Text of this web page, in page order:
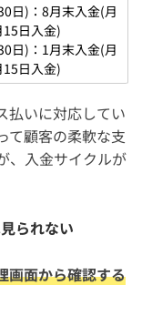
日)：8月末入金(月
日入金)
日)：1月末入金(月
日入金)
払いに対応してい
て顧客の柔軟な支
、入金サイクルが
られない
画面から確認する